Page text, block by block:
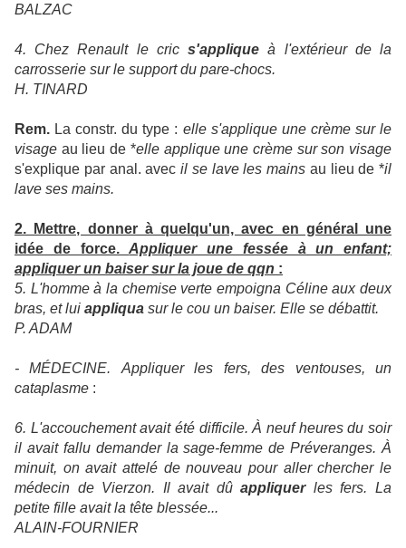
BALZAC
4. Chez Renault le crics'applique à l'extérieur de la
carrosserie sur le support du pare-chocs.
H. TINARD
Rem. La constr. du type : elle s'applique une crème sur le
visage au lieu de *elle applique une crème sur son visage
s'explique par anal. avec il se lave les mains au lieu de *il
lave ses mains.
2. Mettre, donner à quelqu'un, avec en général une
idée de force.Appliquer une fessée à un enfant;
appliquer un baiser sur la joue de qqn :
5. L'homme à la chemise verte empoigna Céline aux deux
bras, et lui appliqua sur le cou un baiser. Elle se débattit.
P. ADAM
- MÉDECINE.
Appliquer les fers, des ventouses, un
cataplasme :
6. L'accouchement avait été difficile. À neuf heures du soir
il avait fallu demander la sage-femme de Préveranges. À
minuit, on avait attelé de nouveau pour aller chercher le
médecin de Vierzon. Il avait dûappliquerles fers. La
petite fille avait la tête blessée...
ALAIN-FOURNIER